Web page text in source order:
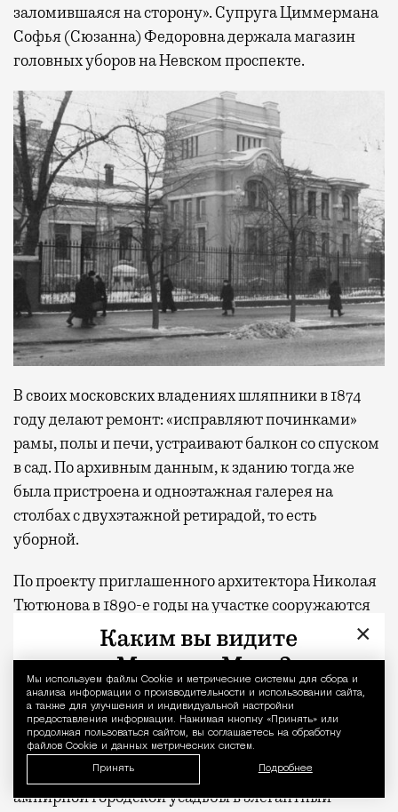
Уведомление
Мы используем файлы Сookie и метрические системы для сбора и
анализа информации о производительности и использовании сайта,
а также для улучшения и индивидуальной настройки
предоставления информации. Нажимая кнопку «Принять» или
продолжая пользоваться сайтом, вы соглашаетесь на обработку
файлов Cookie и данных метрических систем.
Принять Подробнее
заломившаяся на сторону». Супруга Циммермана
Софья (Сюзанна) Федоровна держала магазин
головных уборов на Невском проспекте.
В своих московских владениях шляпники в 1874
году делают ремонт: «исправляют починками»
рамы, полы и печи, устраивают балкон со спуском
в сад. По архивным данным, к зданию тогда же
была пристроена и одноэтажная галерея на
столбах с двухэтажной ретирадой, то есть
уборной.
По проекту приглашенного архитектора Николая
Тютюнова в 1890-е годы на участке сооружаются
хозяйственные корпуса в неоготическом стиле. В
1902 году Циммерманы решают, что жилище
морально устарело и неплохо бы его переделать в
соответствии с новой модой. Призвав на помощь
гражданского инженера Александра
Гребенщикова, купеческое семейство приступило
к кардинальной трансформации лаконичной
ампирной городской усадьбы в элегантный
×